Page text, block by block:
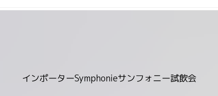
インポーターSymphonieサンフォニー試飲会